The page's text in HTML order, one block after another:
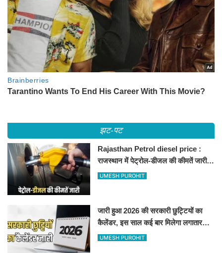
झट-पट
Rajasthan Petrol diesel price :
राजस्थान में पेट्रोल-डीजल की कीमतें जारी,
जानिए बीकानेर समेत पुरे प्रदेश में नए रेट
UMESH PUROHIT
जारी हुआ 2026 की सरकारी छुट्टियों का
कैलेंडर, इस साल कई बार मिलेगा लगातार
अवकाश, देखें
UMESH PUROHIT